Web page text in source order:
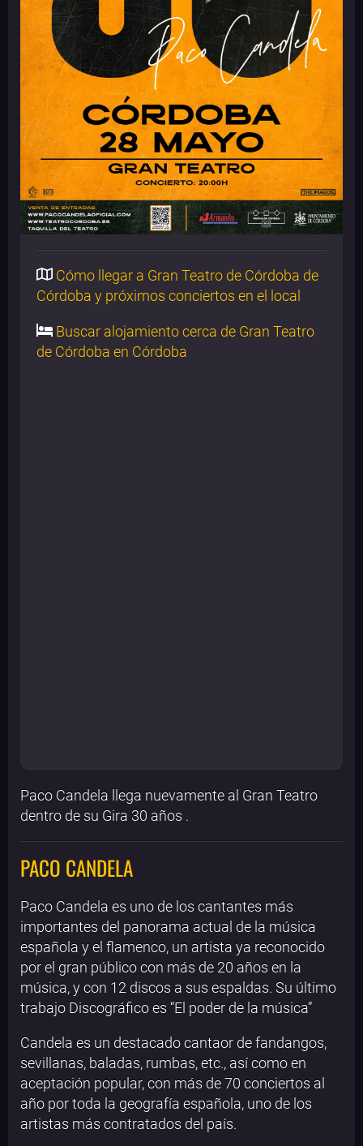
Cómo llegar a Gran Teatro de Córdoba de
Córdoba y próximos conciertos en el local
Buscar alojamiento cerca de Gran Teatro
de Córdoba en Córdoba
Paco Candela llega nuevamente al Gran Teatro
dentro de su Gira 30 años .
PACO CANDELA
Paco Candela es uno de los cantantes más
importantes del panorama actual de la música
española y el flamenco, un artista ya reconocido
por el gran público con más de 20 años en la
música, y con 12 discos a sus espaldas. Su último
trabajo Discográfico es “El poder de la música”
Candela es un destacado cantaor de fandangos,
sevillanas, baladas, rumbas, etc., así como en
aceptación popular, con más de 70 conciertos al
año por toda la geografía española, uno de los
artistas más contratados del país.